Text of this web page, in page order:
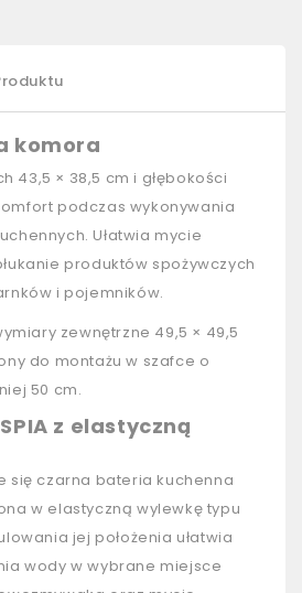
komora
43,5 × 38,5 cm i głębokości
podczas wykonywania
Ułatwia mycie
produktów spożywczych
i pojemników.
zewnętrzne 49,5 × 49,5
do montażu w szafce o
50 cm.
z elastyczną
się czarna bateria kuchenna
w elastyczną wylewkę typu
jej położenia ułatwia
wody w wybrane miejsce